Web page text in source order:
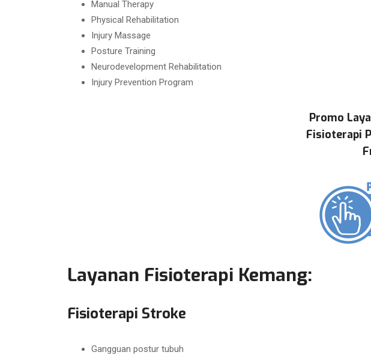
Manual Therapy
Physical Rehabilitation
Injury Massage
Posture Training
Neurodevelopment Rehabilitation
Injury Prevention Program
Promo
Fisioterapi
Layanan Fisioterapi Kemang:
Fisioterapi Stroke
Gangguan postur tubuh